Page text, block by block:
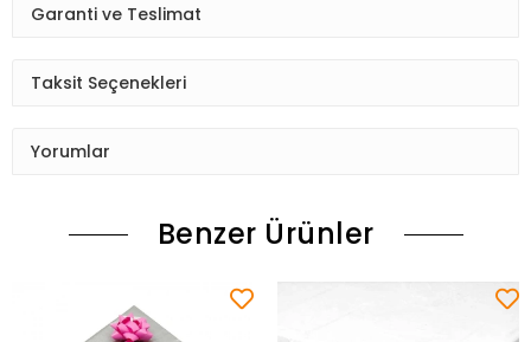
Garanti ve Teslimat
Taksit Seçenekleri
Yorumlar
Benzer Ürünler